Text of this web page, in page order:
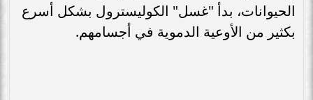
الحيوانات، بدأ "غسل" الكوليسترول بشكل أسرع
بكثير من الأوعية الدموية في أجسامهم.